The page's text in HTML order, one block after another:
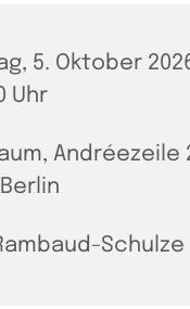
5. Oktober
Uhr
Andréezeile
Berlin
Schulze